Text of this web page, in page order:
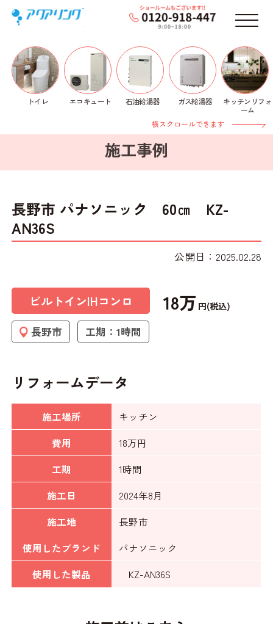
メニ
トイレ エコキュート 石油給湯器 ガス給湯器
キッチンリフォ
ーム
横スクロールできます
ホーム > 施工事例>ビルトインIHコンロ> 長野市 パ
施工事例
長野市 パナソニック 60㎝ KZ-
AN36S
公開日：2025.02.28
ビルトインIHコンロ 18万 円(税込)
長野市 工期：1時間
リフォームデータ
施工場所
キッチン
費用
18万円
工期
1時間
施工日
2024年8月
施工地
長野市
使用したブランド
パナソニック
使用した製品
KZ-AN36S